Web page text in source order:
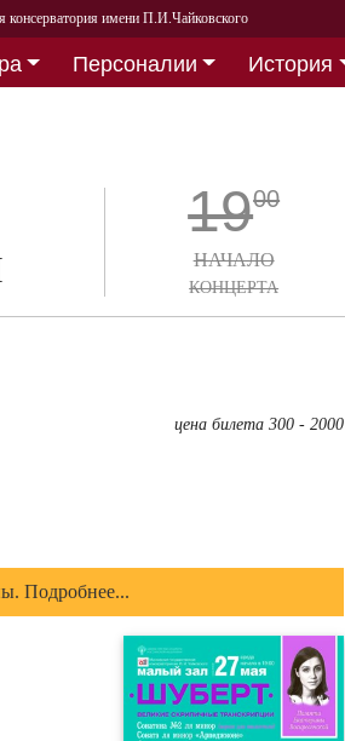
консерватория имени П.И.Чайковского
Персоналии
История
1900
НАЧАЛО
КОНЦЕРТА
цена билета 300 - 2000
Подробнее...